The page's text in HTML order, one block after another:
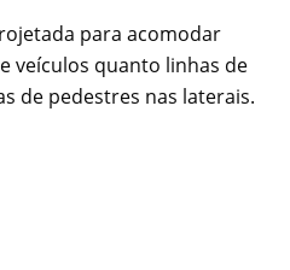
para acomodar
veículos quanto linhas de
de pedestres nas laterais.